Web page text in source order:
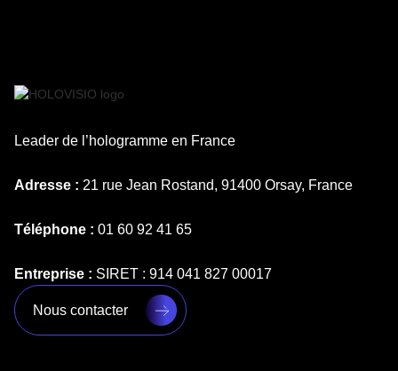
Leader de l’hologramme en France
Adresse : 21 rue Jean Rostand, 91400 Orsay, France
Téléphone : 01 60 92 41 65
Entreprise : SIRET : 914 041 827 00017
Nous contacter